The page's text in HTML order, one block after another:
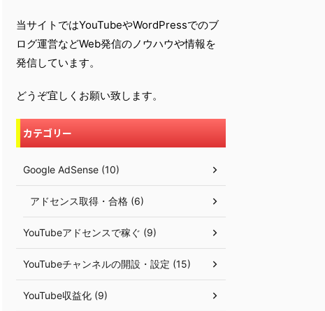
当サイトではYouTubeやWordPressでのブ
ログ運営などWeb発信のノウハウや情報を
発信しています。
どうぞ宜しくお願い致します。
カテゴリー
Google AdSense (10)
アドセンス取得・合格 (6)
YouTubeアドセンスで稼ぐ (9)
YouTubeチャンネルの開設・設定 (15)
YouTube収益化 (9)